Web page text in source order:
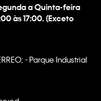
a Quinta-feira
às 17:00. (Exceto
- Parque Industrial